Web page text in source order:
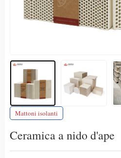
Mattoni isolanti
Ceramica a nido d'ape